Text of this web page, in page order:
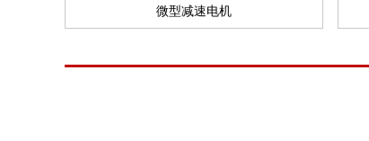
微型减速电机